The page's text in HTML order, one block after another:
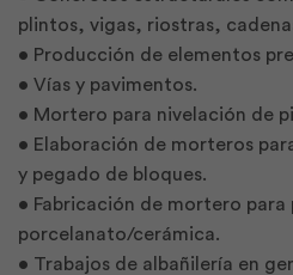
plintos, vigas, riostras,
• Producción de elementos
• Vías y pavimentos.
• Mortero para nivelación de
• Elaboración de morteros
y pegado de bloques.
• Fabricación de mortero para
porcelanato/cerámica.
• Trabajos de albañilería en